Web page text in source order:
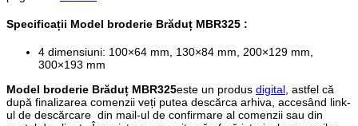
Specificații Model broderie Brăduț MBR325 :
4 dimensiuni: 100×64 mm, 130×84 mm, 200×129 mm,
300×193 mm
Model broderie Brăduț MBR325este un produs digital , astfel că
după finalizarea comenzii veți putea descărca arhiva, accesând link-
ul de descărcare din mail-ul de confirmare al comenzii sau din